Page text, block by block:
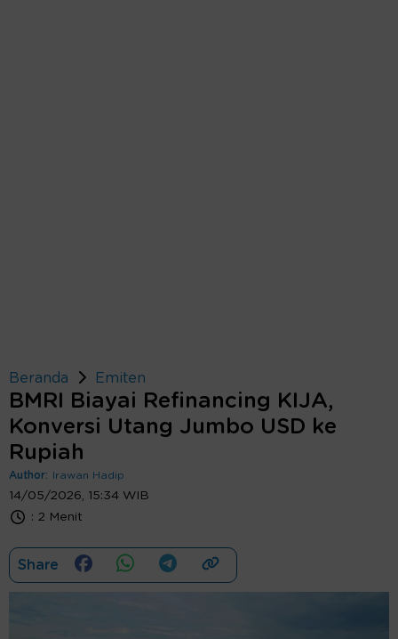
Beranda Emiten
BMRI Biayai Refinancing KIJA,
Konversi Utang Jumbo USD ke
Rupiah
Author: Irawan Hadip
14/05/2026, 15:34 WIB
: 2 Menit
Share